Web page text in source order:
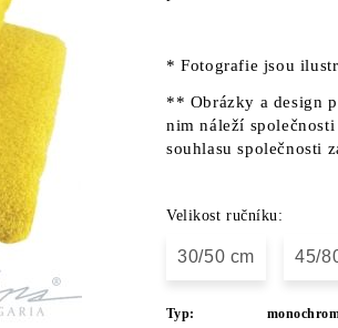
* Fotografie jsou
** Obrázky a design
nim náleží
souhlasu společnosti
Velikost ručníku:
30/50 cm 45/
Typ: